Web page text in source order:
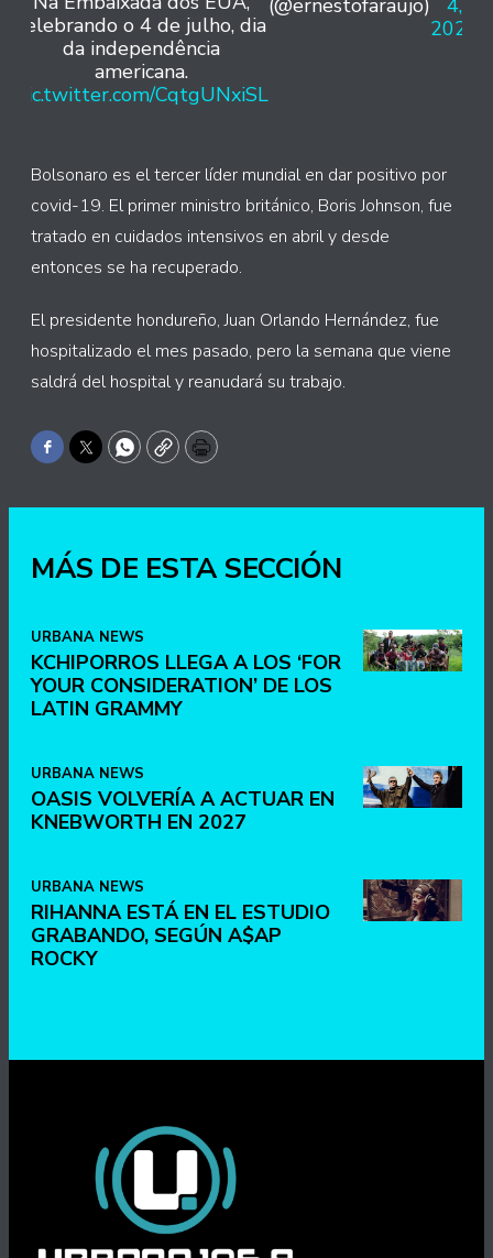
celebrando o 4 de julho, dia
da independência
americana.
pic.twitter.com/CqtgUNxiSL
(@ernestofaraujo)
4,
2020
Bolsonaro es el tercer líder mundial en dar positivo por
covid-19. El primer ministro británico, Boris Johnson, fue
tratado en cuidados intensivos en abril y desde
entonces se ha recuperado.
El presidente hondureño, Juan Orlando Hernández, fue
hospitalizado el mes pasado, pero la semana que viene
saldrá del hospital y reanudará su trabajo.
Facebook
TwitterWhatsApp
CopyPrint
MÁS DE ESTA SECCIÓN
URBANA NEWS
KCHIPORROS LLEGA A LOS ‘FOR
YOUR CONSIDERATION’ DE LOS
LATIN GRAMMY
URBANA NEWS
OASIS VOLVERÍA A ACTUAR EN
KNEBWORTH EN 2027
URBANA NEWS
RIHANNA ESTÁ EN EL ESTUDIO
GRABANDO, SEGÚN A$AP
ROCKY